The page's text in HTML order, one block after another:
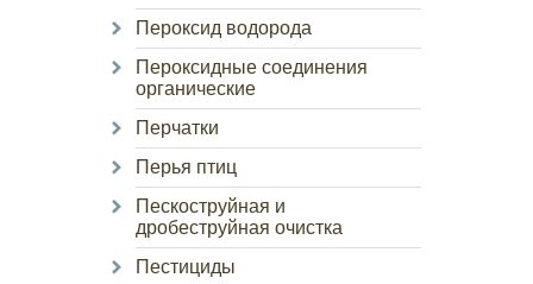
Пероксид водорода
Пероксидные соединения
органические
Перчатки
Перья птиц
Пескоструйная и
дробеструйная очистка
Пестициды